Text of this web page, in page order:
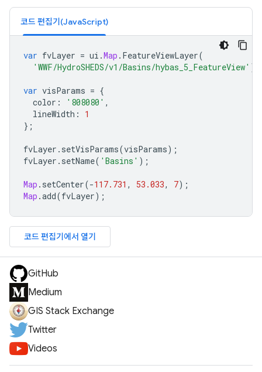
코드 편집기(JavaScript)
var fvLayer = ui .Map . FeatureViewLayer(
'WWF/HydroSHEDS/v1/Basins/hybas_5_FeatureView' );
var visParams = {
color : '808080' ,
lineWidth :
1
};
fvLayer . setVisParams(visParams);
fvLayer . setName( 'Basins' );
Map . setCenter(-117.731 , 53.033, 7);
Map .add(fvLayer);
코드 편집기에서 열기
GitHub
Medium
GIS Stack Exchange
Twitter
Videos